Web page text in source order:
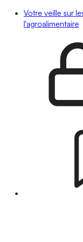
Votre veille sur
l'agroalimentaire